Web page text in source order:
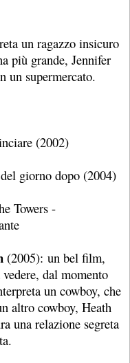
un ragazzo insicuro
più grande, Jennifer
un supermercato.
(2002)
giorno dopo (2004)
Towers -
(2005): un bel film,
dal momento
un cowboy, che
altro cowboy, Heath
una relazione segreta